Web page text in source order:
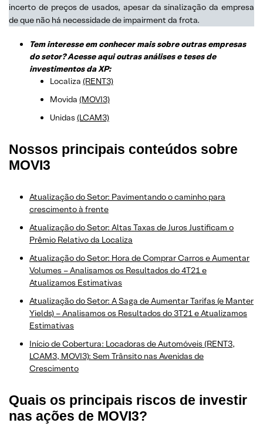
incerto de preços de usados, apesar da sinalização da empresa
de que não há necessidade de impairment da frota.
Tem interesse em conhecer mais sobre outras empresas
do setor? Acesse aqui outras análises e teses de
investimentos da XP:
Localiza (RENT3)
Movida (MOVI3)
Unidas (LCAM3)
Nossos principais conteúdos sobre
MOVI3
Atualização do Setor: Pavimentando o caminho para
crescimento à frente
Atualização do Setor: Altas Taxas de Juros Justificam o
Prêmio Relativo da Localiza
Atualização do Setor: Hora de Comprar Carros e Aumentar
Volumes – Analisamos os Resultados do 4T21 e
Atualizamos Estimativas
Atualização do Setor: A Saga de Aumentar Tarifas (e Manter
Yields) – Analisamos os Resultados do 3T21 e Atualizamos
Estimativas
Início de Cobertura: Locadoras de Automóveis (RENT3,
LCAM3, MOVI3): Sem Trânsito nas Avenidas de
Crescimento
Quais os principais riscos de investir
nas ações de MOVI3?